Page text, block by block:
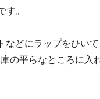
す。
どにラップをひい
の平らなところに入